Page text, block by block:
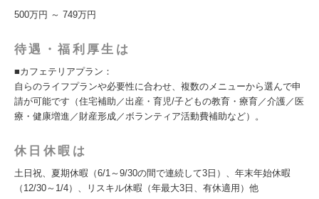
500万円 ～ 749万円
待遇・福利厚生は
■カフェテリアプラン：
自らのライフプランや必要性に合わせ、複数のメニューから選んで申
請が可能です（住宅補助／出産・育児/子どもの教育・療育／介護／医
療・健康増進／財産形成／ボランティア活動費補助など）。
休日休暇は
土日祝、夏期休暇（6/1～9/30の間で連続して3日）、年末年始休暇
（12/30～1/4）、リスキル休暇（年最大3日、有休適用）他